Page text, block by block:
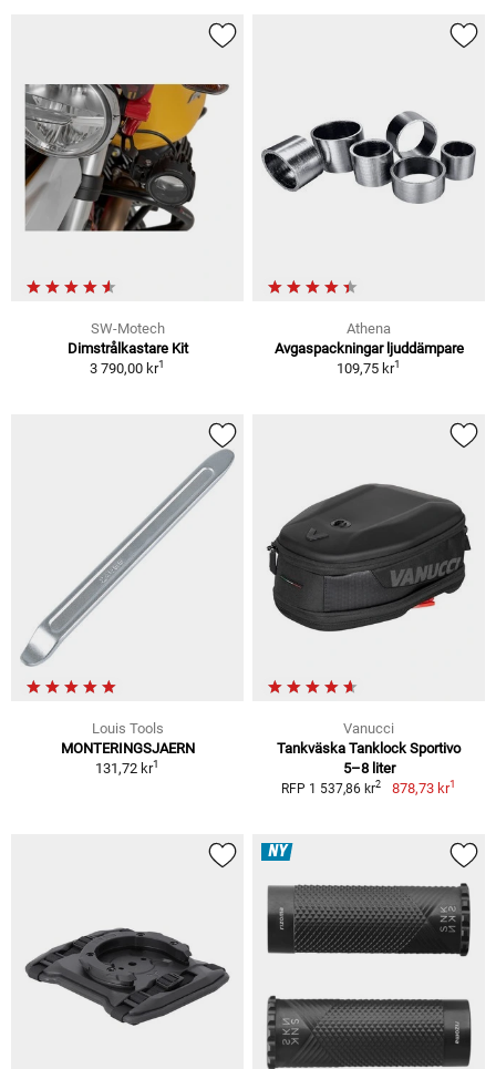
SW-Motech
Dimstrålkastare Kit
3 790,00 kr1
Athena
Avgaspackningar ljuddämpare
109,75 kr1
Louis Tools
MONTERINGSJAERN
131,72 kr1
Vanucci
Tankväska Tanklock Sportivo
5–8 liter
RFP 1 537,86 kr2 878,73 kr1
NY